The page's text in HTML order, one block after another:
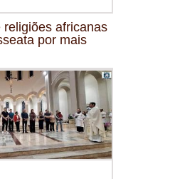
religiões africanas
por mais